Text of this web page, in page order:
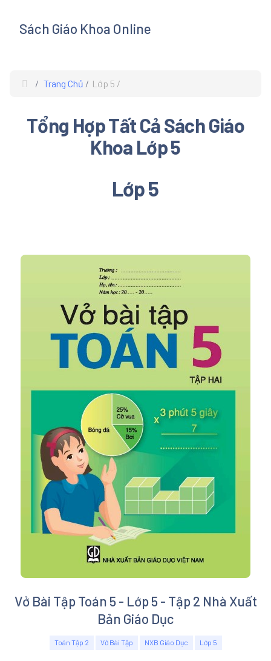
Sách Giáo Khoa Online
Trang Chủ Lớp 5
Tổng Hợp Tất Cả Sách Giáo
Khoa Lớp 5
Lớp 5
Vở Bài Tập Toán 5 - Lớp 5 - Tập 2 Nhà Xuất
Bản Giáo Dục
Toán Tập 2 Vở Bài Tập NXB Giáo Dục Lớp 5